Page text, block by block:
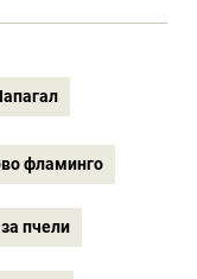
фламинго
пчели